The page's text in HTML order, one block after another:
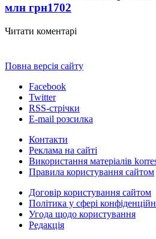
млн грн1702
Читати коментарі
Повна версія сайту
Facebook
Twitter
RSS-стрічки
E-mail розсилка
Контакти
Реклама на сайті
Використання матеріалів
Правила користування сайтом
Договір користування сайтом
Політика у сфері
Угода щодо користування
Редакція